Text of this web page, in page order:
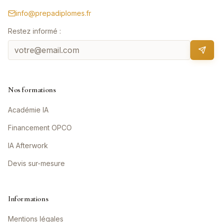
info@prepadiplomes.fr
Restez informé :
Nos formations
Académie IA
Financement OPCO
IA Afterwork
Devis sur-mesure
Informations
Mentions légales